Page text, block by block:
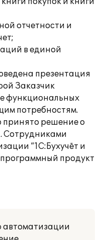
отчетности и
в единой
презентация
Заказчик
функциональных
потребностям.
принято решение о
Сотрудниками
“1C:Бухучёт и
программный продукт